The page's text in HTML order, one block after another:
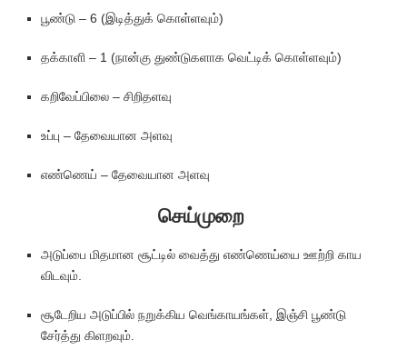
பூண்டு – 6 (இடித்துக் கொள்ளவும்)
தக்காளி – 1 (நான்கு துண்டுகளாக வெட்டிக் கொள்ளவும்)
கறிவேப்பிலை – சிறிதளவு
உப்பு – தேவையான அளவு
எண்ணெய் – தேவையான அளவு
செய்முறை
அடுப்பை மிதமான சூட்டில் வைத்து எண்ணெய்யை ஊற்றி காய
விடவும்.
சூடேறிய அடுப்பில் நறுக்கிய வெங்காயங்கள், இஞ்சி பூண்டு
சேர்த்து கிளறவும்.